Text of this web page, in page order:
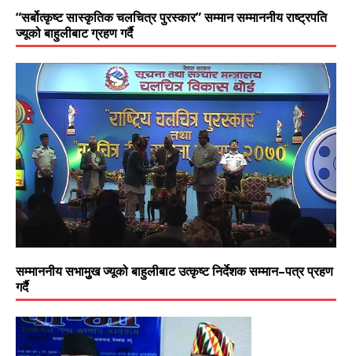
“सर्बोत्कृष्ट सास्कृतिक चलचित्र पुरस्कार” सम्मान सम्माननीय राष्ट्रपति
ज्यूको बाहुलीबाट ग्रहण गर्दै
सम्माननीय सभामुुख ज्यूको बाहुलीबाट उत्कृष्ट निर्देशक सम्मान–पत्र प्रहण
गर्दै